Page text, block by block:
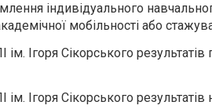
індивідуального
мобільності або
Ігоря Сікорського результатів
Ігоря Сікорського результатів